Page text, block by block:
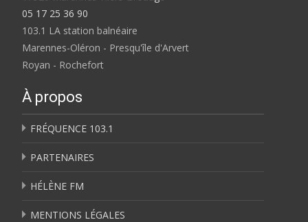
05 17 25 36 90
103.1 LA station balnéaire
Marennes-Oléron - Presqu'île d'Arvert
Royan - Rochefort
À propos
FRÉQUENCE 103.1
PARTENAIRES
HÉLÈNE FM
MENTIONS LÉGALES